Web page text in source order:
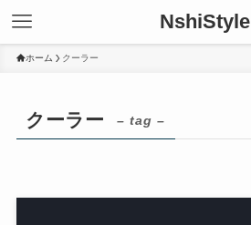
NshiStyle
ホーム クーラー
クーラー – tag –